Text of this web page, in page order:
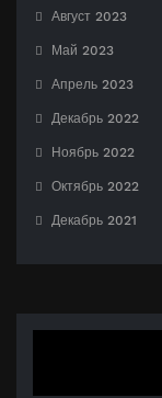
Август 2023
Май 2023
Апрель 2023
Декабрь 2022
Ноябрь 2022
Октябрь 2022
Декабрь 2021